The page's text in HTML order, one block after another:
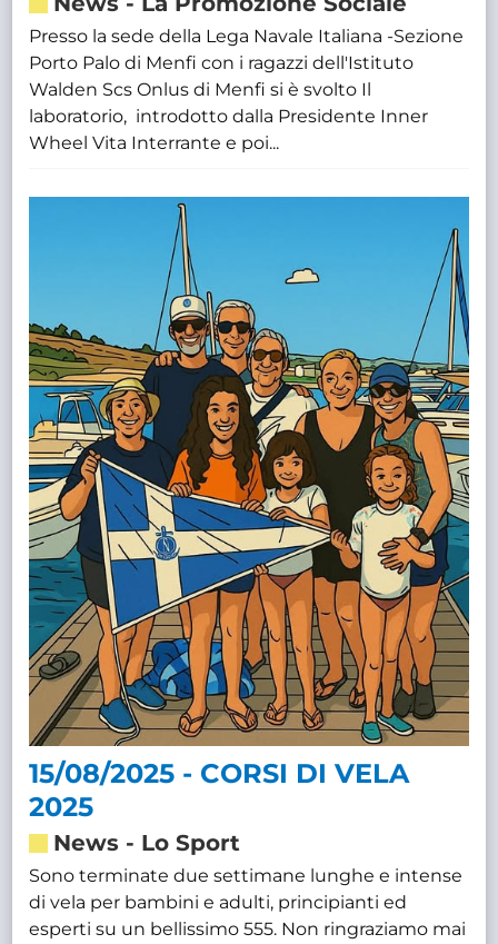
Presso la sede della Lega Navale Italiana -Sezione
Porto Palo di Menfi con i ragazzi dell'Istituto
Walden Scs Onlus di Menfi si è svolto Il
laboratorio, introdotto dalla Presidente Inner
Wheel Vita Interrante e poi...
15/08/2025 - CORSI DI VELA
2025
News - Lo Sport
Sono terminate due settimane lunghe e intense
di vela per bambini e adulti, principianti ed
esperti su un bellissimo 555. Non ringraziamo mai